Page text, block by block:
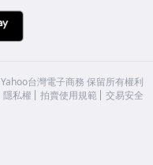
Yahoo台灣電子商務 保留所有權利
隱私權 拍賣使用規範 交易安全